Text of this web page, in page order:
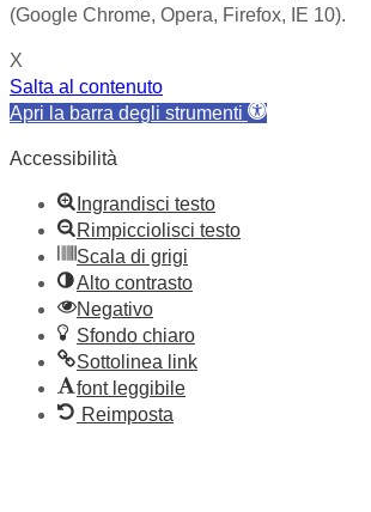
(Google Chrome, Opera, Firefox, IE 10).
X
Salta al contenuto
Apri la barra degli strumenti
Accessibilità
Ingrandisci testo
Rimpicciolisci testo
Scala di grigi
Alto contrasto
Negativo
Sfondo chiaro
Sottolinea link
font leggibile
Reimposta